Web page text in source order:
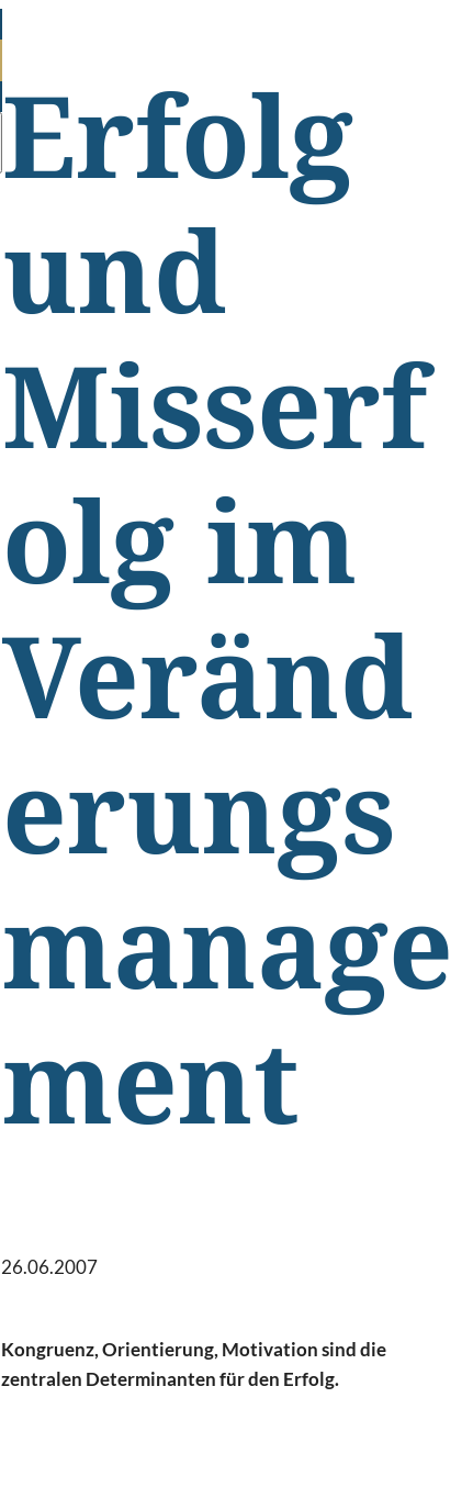
Erfolg
und
Misserf
olg im
Veränd
erungs
manage
ment
26.06.2007
Kongruenz, Orientierung, Motivation sind die
zentralen Determinanten für den Erfolg.